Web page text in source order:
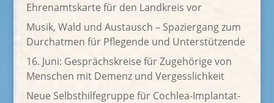
Ehrenamtskarte für den Landkreis vor
Musik, Wald und Austausch – Spaziergang zum
Durchatmen für Pflegende und Unterstützende
16. Juni: Gesprächskreise für Zugehörige von
Menschen mit Demenz und Vergesslichkeit
Neue Selbsthilfegruppe für Cochlea-Implantat-